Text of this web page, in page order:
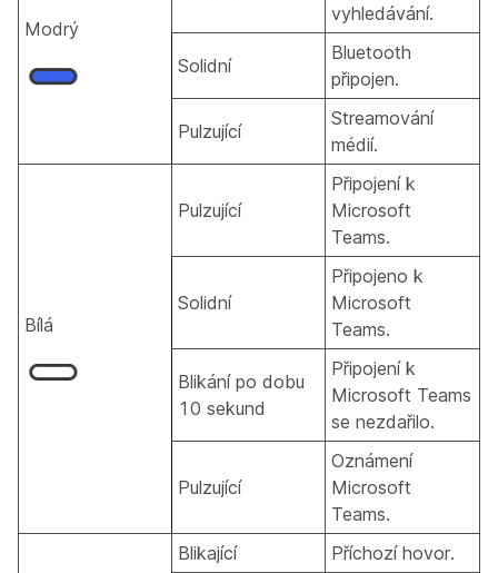
Modrý
vyhledávání.
Solidní
Bluetooth
připojen.
Pulzující
Streamování
médií.
Bílá
Pulzující
Připojení k
Microsoft
Teams.
Solidní
Připojeno k
Microsoft
Teams.
Blikání po dobu
10 sekund
Připojení k
Microsoft Teams
se nezdařilo.
Pulzující
Oznámení
Microsoft
Teams.
Blikající Příchozí hovor.